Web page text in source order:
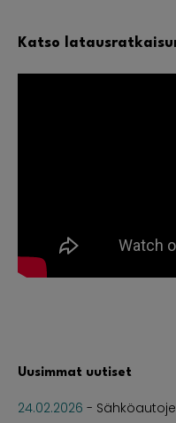
Katso
Uusimmat uutiset
24.02.2026 -